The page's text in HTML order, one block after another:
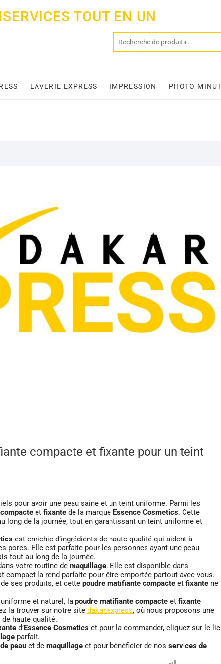
TOUT EN UN
LAVERIE EXPRESS IMPRESSION PHOTO
compacte et fixante pour un teint
pour avoir une peau saine et un teint uniforme. Parmi les
et fixante de la marque Essence Cosmetics. Cette
long de la journée, tout en garantissant un teint uniforme et
est enrichie d’ingrédients de haute qualité qui aident à
pores. Elle est parfaite pour les personnes ayant une peau
tout au long de la journée.
votre routine de maquillage. Elle est disponible dans
compact la rend parfaite pour être emportée partout avec vous.
ses produits, et cette poudre matifiante compacte et fixante ne
et naturel, la poudre matifiante compacte et fixante
la trouver sur notre site dakar.express, où nous proposons une
de haute qualité.
d’Essence Cosmetics et pour la commander, cliquez sur le
parfait.
peau et de maquillage et pour bénéficier de nos services de